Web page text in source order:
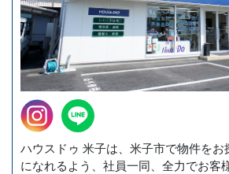
ハウスドゥ 米子は、米子市で物件をお
になれるよう、社員一同、全力でお客